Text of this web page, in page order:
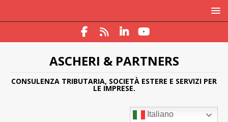
ASCHERI & PARTNERS
CONSULENZA TRIBUTARIA, SOCIETÀ ESTERE E SERVIZI PER
LE IMPRESE.
Italiano